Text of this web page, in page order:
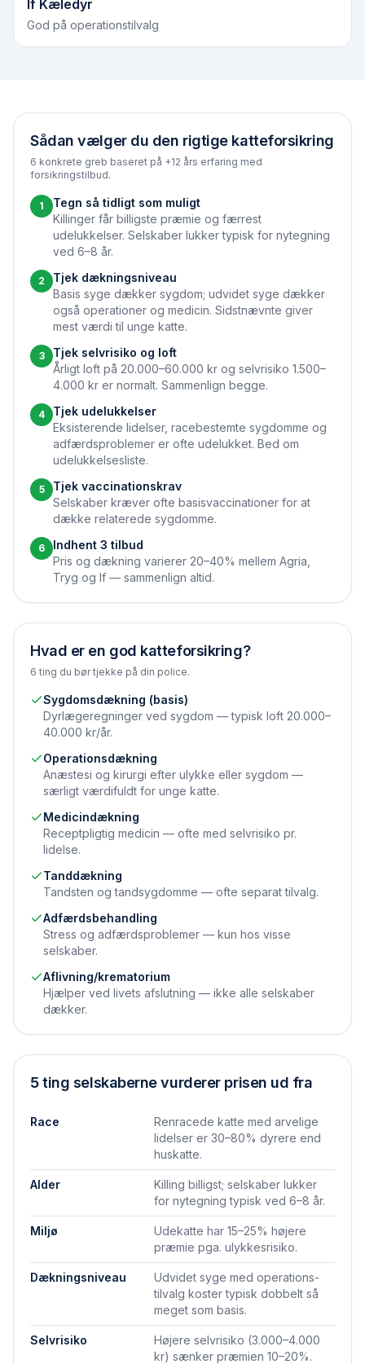
If Kæledyr
God på operationstilvalg
Sådan vælger du den rigtige katteforsikring
6 konkrete greb baseret på +12 års erfaring med
forsikringstilbud.
1
Tegn så tidligt som muligt
Killinger får billigste præmie og færrest
udelukkelser. Selskaber lukker typisk for nytegning
ved 6–8 år.
2
Tjek dækningsniveau
Basis syge dækker sygdom; udvidet syge dækker
også operationer og medicin. Sidstnævnte giver
mest værdi til unge katte.
3
Tjek selvrisiko og loft
Årligt loft på 20.000–60.000 kr og selvrisiko 1.500–
4.000 kr er normalt. Sammenlign begge.
4
Tjek udelukkelser
Eksisterende lidelser, race­bestemte sygdomme og
adfærdsproblemer er ofte udelukket. Bed om
udelukkelsesliste.
5
Tjek vaccinations­krav
Selskaber kræver ofte basis­vaccinationer for at
dække relaterede sygdomme.
6
Indhent 3 tilbud
Pris og dækning varierer 20–40% mellem Agria,
Tryg og If — sammenlign altid.
Hvad er en god katteforsikring?
6 ting du bør tjekke på din police.
Sygdomsdækning (basis)
Dyrlæge­regninger ved sygdom — typisk loft 20.000–
40.000 kr/år.
Operations­dækning
Anæstesi og kirurgi efter ulykke eller sygdom —
særligt værdifuldt for unge katte.
Medicin­dækning
Receptpligtig medicin — ofte med selvrisiko pr.
lidelse.
Tand­dækning
Tandsten og tandsygdomme — ofte separat tilvalg.
Adfærds­behandling
Stress og adfærdsproblemer — kun hos visse
selskaber.
Aflivning/krematorium
Hjælper ved livets afslutning — ikke alle selskaber
dækker.
5 ting selskaberne vurderer prisen ud fra
Race
Renracede katte med arvelige
lidelser er 30–80% dyrere end
huskatte.
Alder
Killing billigst; selskaber lukker
for nytegning typisk ved 6–8 år.
Miljø
Udekatte har 15–25% højere
præmie pga. ulykkesrisiko.
Dækningsniveau
Udvidet syge med operations­
tilvalg koster typisk dobbelt så
meget som basis.
Selvrisiko
Højere selvrisiko (3.000–4.000
kr) sænker præmien 10–20%.